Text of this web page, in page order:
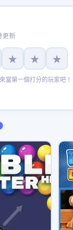
更新
★ ★ ★
當第一個打分的玩家吧！